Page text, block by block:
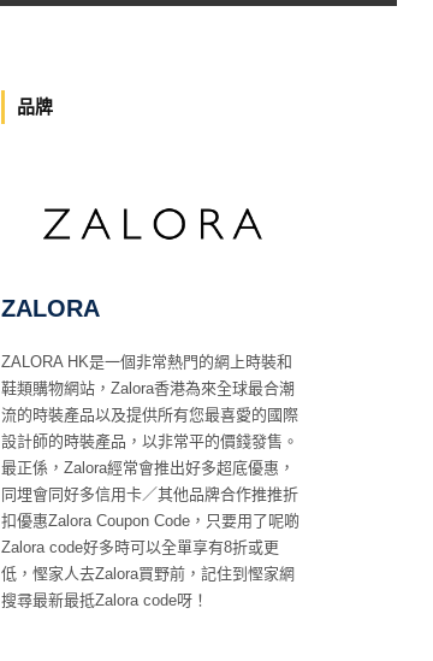
品牌
ZALORA
ZALORA HK是一個非常熱門的網上時裝和
鞋類購物網站，Zalora香港為來全球最合潮
流的時裝產品以及提供所有您最喜愛的國際
設計師的時裝產品，以非常平的價錢發售。
最正係，Zalora經常會推出好多超底優惠，
同埋會同好多信用卡／其他品牌合作推推折
扣優惠Zalora Coupon Code，只要用了呢啲
Zalora code好多時可以全單享有8折或更
低，慳家人去Zalora買野前，記住到慳家網
搜尋最新最抵Zalora code呀！